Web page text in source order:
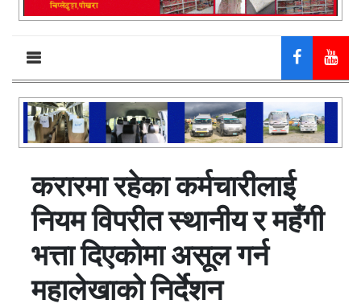
करारमा रहेका कर्मचारीलाई
नियम विपरीत स्थानीय र महँगी
भत्ता दिएकोमा असूल गर्न
महालेखाको निर्देशन